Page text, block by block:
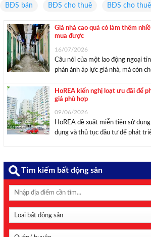
BĐS bán BĐS cho thuê BĐS cho thuê
Giá nhà cao quá có làm thêm
mua được
16/07/2026
Câu nói của một lao động ngoại
phản ánh áp lực giá nhà, mà còn
hữu nhà còn xa, điều ...
HoREA kiến nghị loạt ưu đãi để
giá phù hợp
09/06/2026
HoREA đề xuất miễn tiền sử
dụng và thủ tục đầu tư để phát
Tìm kiếm bất động sản